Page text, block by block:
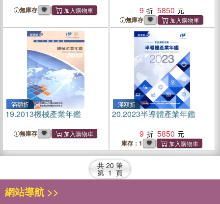
無庫存
9
5850
無庫存
滿額折
19.2013機械產業年鑑
無庫存
滿額折
20.2023半導體產業年鑑
9
5850
庫存：1
共 20 筆
第 1 頁
網站導航 >>